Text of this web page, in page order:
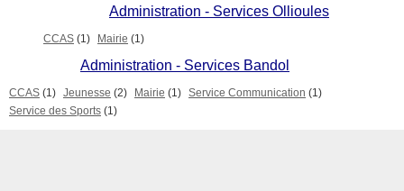
Administration - Services Ollioules
CCAS (1) Mairie (1)
Administration - Services Bandol
CCAS (1) Jeunesse (2) Mairie (1) Service Communication (1)
Service des Sports (1)